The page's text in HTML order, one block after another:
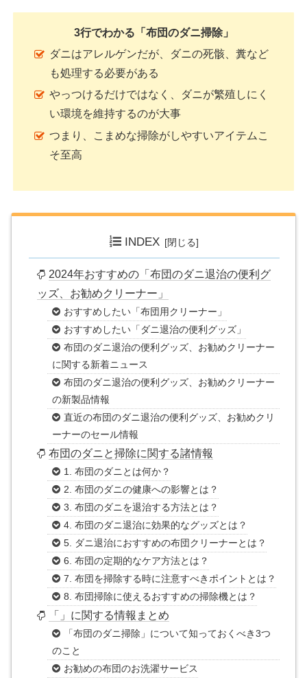
3行でわかる「布団のダニ掃除」
ダニはアレルゲンだが、ダニの死骸、糞など
も処理する必要がある
やっつけるだけではなく、ダニが繁殖しにく
い環境を維持するのが大事
つまり、こまめな掃除がしやすいアイテムこ
そ至高
INDEX
2024年おすすめの「布団のダニ退治の便利グ
ッズ、お勧めクリーナー」
おすすめしたい「布団用クリーナー」
おすすめしたい「ダニ退治の便利グッズ」
布団のダニ退治の便利グッズ、お勧めクリーナー
に関する新着ニュース
布団のダニ退治の便利グッズ、お勧めクリーナー
の新製品情報
直近の布団のダニ退治の便利グッズ、お勧めクリ
ーナーのセール情報
布団のダニと掃除に関する諸情報
1. 布団のダニとは何か？
2. 布団のダニの健康への影響とは？
3. 布団のダニを退治する方法とは？
4. 布団のダニ退治に効果的なグッズとは？
5. ダニ退治におすすめの布団クリーナーとは？
6. 布団の定期的なケア方法とは？
7. 布団を掃除する時に注意すべきポイントとは？
8. 布団掃除に使えるおすすめの掃除機とは？
「」に関する情報まとめ
「布団のダニ掃除」について知っておくべき3つ
のこと
お勧めの布団のお洗濯サービス